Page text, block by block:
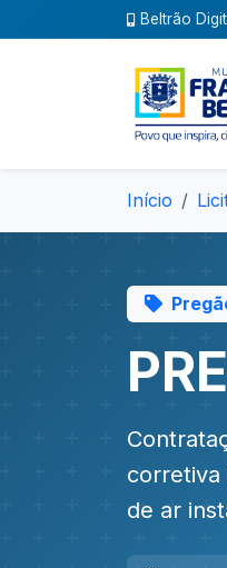
Beltrão
Início
corretiva
de ar